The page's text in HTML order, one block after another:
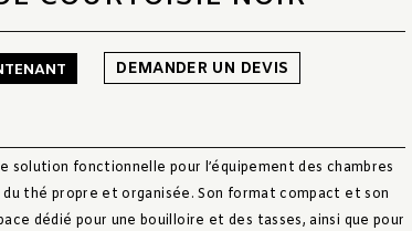
DEMANDER UN DEVIS
solution fonctionnelle pour l’équipement des chambres
thé propre et organisée. Son format compact et son
dédié pour une bouilloire et des tasses, ainsi que pour